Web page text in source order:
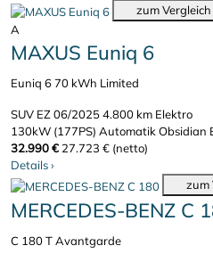
zum
A
MAXUS Euniq 6
Euniq 6 70 kWh Limited
SUV EZ 06/20254.800 km Elektro
130kW (177PS) AutomatikObsidian
32.990 € 27.723 € (netto)
Details›
zum
MERCEDES-BENZ C
C 180 T Avantgarde